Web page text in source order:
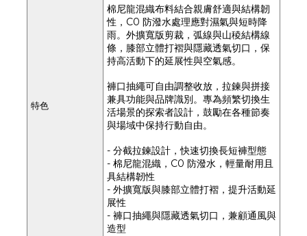
特色
棉尼龍混織布料結合親膚舒適與結構韌
性，C0 防潑水處理應對濕氣與短時降
雨。外擴寬版剪裁，弧線與山稜結構線
條，膝部立體打褶與隱藏透氣切口，保
持高活動下的延展性與空氣感。
褲口抽繩可自由調整收放，拉鍊與拼接
兼具功能與品牌識別。專為頻繁切換生
活場景的探索者設計，鼓勵在各種節奏
與場域中保持行動自由。
- 分截拉鍊設計，快速切換長短褲型態
- 棉尼龍混織，C0 防潑水，輕量耐用且
具結構韌性
- 外擴寬版與膝部立體打褶，提升活動延
展性
- 褲口抽繩與隱藏透氣切口，兼顧通風與
造型